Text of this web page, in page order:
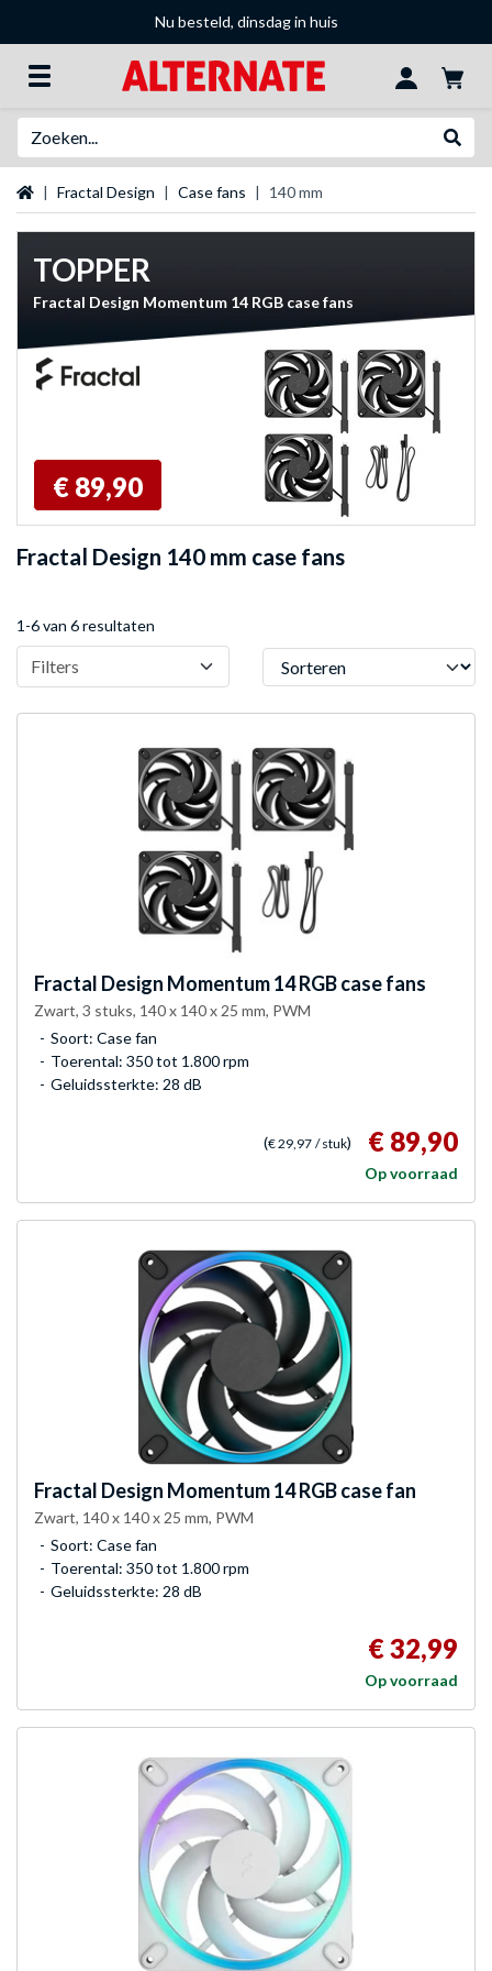
Nu besteld, dinsdag in huis
StartpaginaFractal Design Case fans 140 mm
TOPPER
Fractal Design Momentum 14 RGB case fans
€ 89,90
Fractal Design 140 mm case fans
1-6 van 6 resultaten
Filters Sorteren
Fractal Design Momentum 14 RGB case fans
Zwart, 3 stuks, 140 x 140 x 25 mm, PWM
Soort: Case fan
Toerental: 350 tot 1.800 rpm
Geluidssterkte: 28 dB
(€ 29,97 / stuk) € 89,90
Op voorraad
Fractal Design Momentum 14 RGB case fan
Zwart, 140 x 140 x 25 mm, PWM
Soort: Case fan
Toerental: 350 tot 1.800 rpm
Geluidssterkte: 28 dB
€ 32,99
Op voorraad